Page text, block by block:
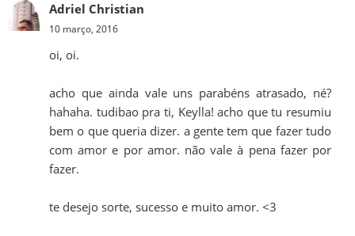
Adriel Christian
10 março, 2016
oi, oi.
acho que ainda vale uns parabéns atrasado, né?
hahaha. tudibao pra ti, Keylla! acho que tu resumiu
bem o que queria dizer. a gente tem que fazer tudo
com amor e por amor. não vale à pena fazer por
fazer.
te desejo sorte, sucesso e muito amor. <3